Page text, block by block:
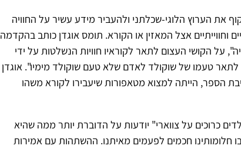
את הערוץ הלוגי-שכלתני ולהעביר מידע עשיר על החוויה
וחווייתיים אצל המאזין או הקורא. תומס אוגדן כותב בהקדמה
על הקושי העצום לתאר לקוראיו חוויות הנשלטות על ידי
טעמו של שוקולד לאדם שלא טעם שוקולד מימיו". אוגדן
הספר, הייתה למצוא מטאפורות שיעבירו לקורא משהו
כרוכים על צווארי" יודעות על הדוברת יותר ממה שהיא
חלומותינו חכמים לפעמים מאיתנו. ההשתהות עם אמירות